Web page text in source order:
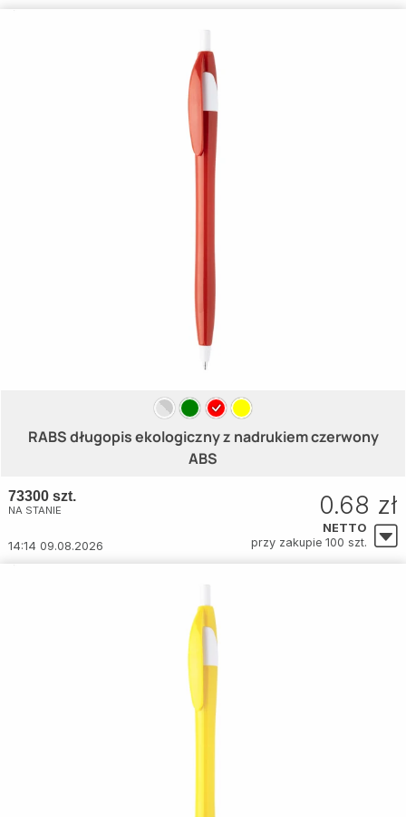
RABS długopis ekologiczny z nadrukiem czerwony
ABS
73300 szt.
NA STANIE
14:14 09.08.2026
0.68 zł
NETTO
przy zakupie 100 szt.